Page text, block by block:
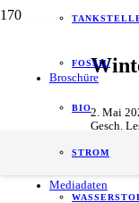
Broschüre
Mediadaten
FOSSIL
BIO
STROM
2. Mai
Gesch.